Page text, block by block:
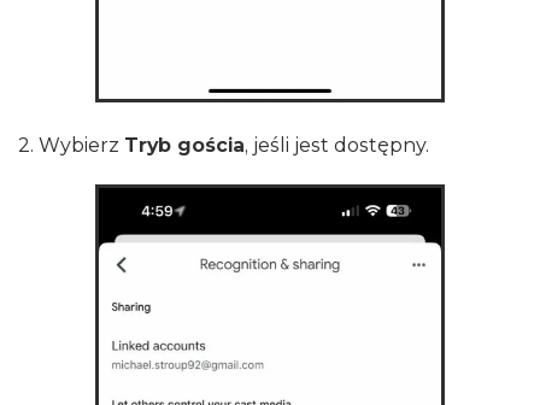
2. Wybierz Tryb gościa, jeśli jest dostępny.